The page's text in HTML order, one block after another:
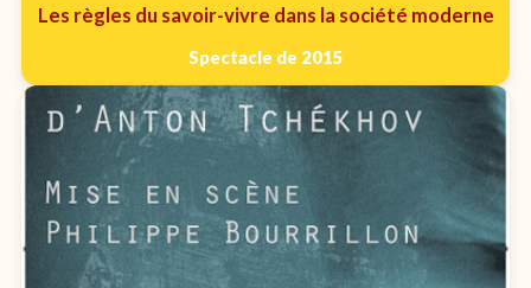
Les règles du savoir-vivre dans la société moderne
Spectacle de 2015